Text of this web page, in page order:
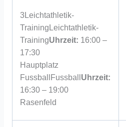
3 Leichtathletik-
Training Leichtathletik-
TrainingUhrzeit: 16:00 –
17:30
Hauptplatz
Fussball
Fussball Uhrzeit:
16:30 – 19:00
Rasenfeld